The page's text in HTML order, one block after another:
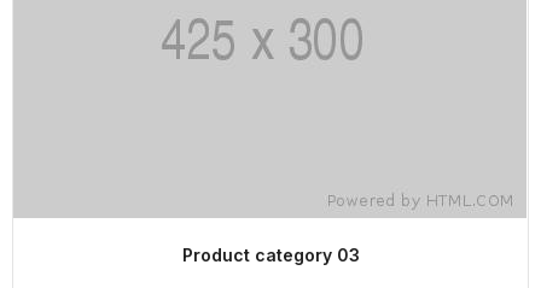
Product category 03